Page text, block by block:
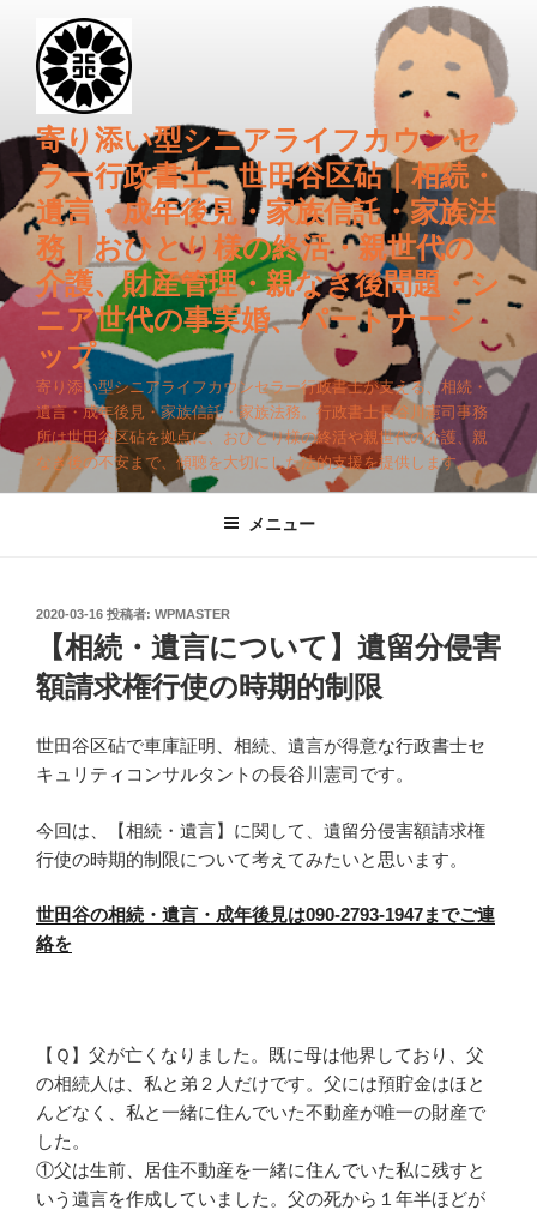
キ
プ
寄り添い型シニアライフカウンセ
ラー行政書士 世田谷区砧｜相続・
遺言・成年後見・家族信託・家族法
務｜おひとり様の終活・親世代の
介護、財産管理・親なき後問題・シ
ニア世代の事実婚、パートナーシ
ップ
寄り添い型シニアライフカウンセラー行政書士が支える、相続・
遺言・成年後見・家族信託・家族法務。行政書士長谷川憲司事務
所は世田谷区砧を拠点に、おひとり様の終活や親世代の介護、親
なき後の不安まで、傾聴を大切にした法的支援を提供します。
メニュー
投
2020-03-16 投稿者: WPMASTER
【相続・遺言について】遺留分侵害
額請求権行使の時期的制限
世田谷区砧で車庫証明、相続、遺言が得意な行政書士セ
キュリティコンサルタントの長谷川憲司です。
今回は、【相続・遺言】に関して、遺留分侵害額請求権
行使の時期的制限について考えてみたいと思います。
世田谷の相続・遺言・成年後見は090-2793-1947までご連
絡を
【Ｑ】父が亡くなりました。既に母は他界しており、父
の相続人は、私と弟２人だけです。父には預貯金はほと
んどなく、私と一緒に住んでいた不動産が唯一の財産で
した。
①父は生前、居住不動産を一緒に住んでいた私に残すと
いう遺言を作成していました。父の死から１年半ほどが